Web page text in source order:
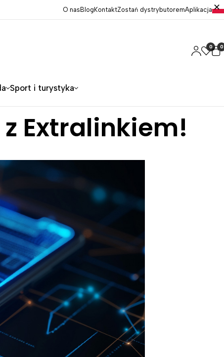
O nas Blog KontaktZostań dystrybutoremAplikacja
0 0
Sport i turystyka
Extralinkiem!